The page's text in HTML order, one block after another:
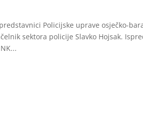
Policijske uprave osječko-
sektora policije Slavko Hojsak.